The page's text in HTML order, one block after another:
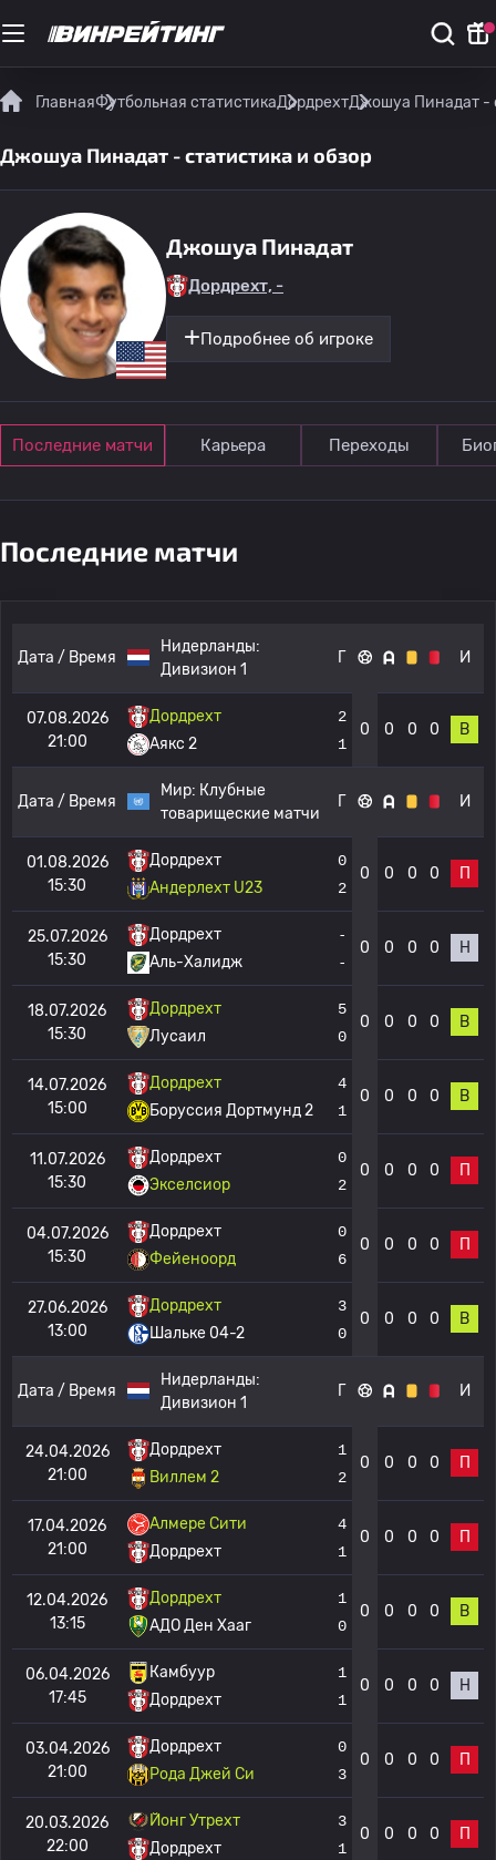
ГлавнаяФутбольная статистикаДордрехтДжошуа Пинадат -
Джошуа Пинадат - статистика и обзор
Джошуа Пинадат
Дордрехт, -
Подробнее об игроке
Последние матчи Карьера Переходы
Последние матчи
Дата / Время
Нидерланды:
Дивизион 1
Г И
07.08.2026
21:00
Дордрехт
Аякс 2
2
1
0 0 0 0 В
Дата / Время
Мир: Клубные
товарищеские матчи
Г И
01.08.2026
15:30
Дордрехт
Андерлехт U23
0
2
0 0 0 0 П
25.07.2026
15:30
Дордрехт
Аль-Халидж
-
-
0 0 0 0 Н
18.07.2026
15:30
Дордрехт
Лусаил
5
0
0 0 0 0 В
14.07.2026
15:00
Дордрехт
Боруссия Дортмунд 2
4
1
0 0 0 0 В
11.07.2026
15:30
Дордрехт
Экселсиор
0
2
0 0 0 0 П
04.07.2026
15:30
Дордрехт
Фейеноорд
0
6
0 0 0 0 П
27.06.2026
13:00
Дордрехт
Шальке 04-2
3
0
0 0 0 0 В
Дата / Время
Нидерланды:
Дивизион 1
Г И
24.04.2026
21:00
Дордрехт
Виллем 2
1
2
0 0 0 0 П
17.04.2026
21:00
Алмере Сити
Дордрехт
4
1
0 0 0 0 П
12.04.2026
13:15
Дордрехт
АДО Ден Хааг
1
0
0 0 0 0 В
06.04.2026
17:45
Камбуур
Дордрехт
1
1
0 0 0 0 Н
03.04.2026
21:00
Дордрехт
Рода Джей Си
0
3
0 0 0 0 П
20.03.2026
22:00
Йонг Утрехт
Дордрехт
3
1
0 0 0 0 П